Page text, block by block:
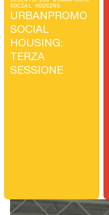
SOCIAL HOUSING
URBANPROMO
SOCIAL
HOUSING:
TERZA
SESSIONE